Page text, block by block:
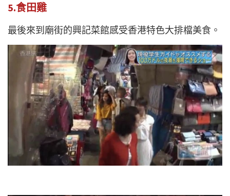
5.食田雞
最後來到廟街的興記菜館感受香港特色大排檔美食。